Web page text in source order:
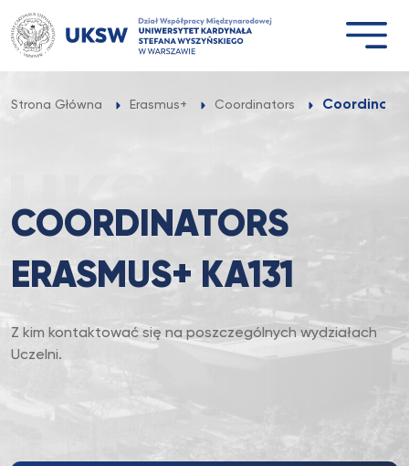
Przejdź
do
treści
Strona Główna Erasmus+ Coordinators
COORDINATORS
ERASMUS+ KA131
Z kim kontaktować się na poszczególnych wydziałach
Uczelni.